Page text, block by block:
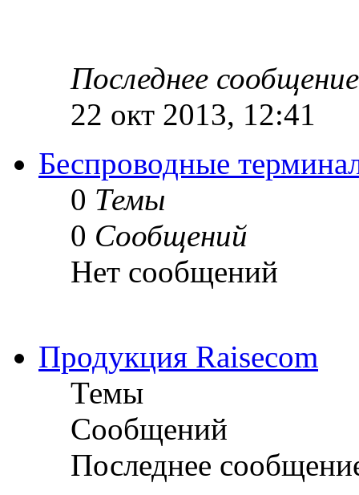
Последнее сообщение
22 окт 2013, 12:41
Беспроводные
0 Темы
0 Сообщений
Нет сообщений
Продукция Raisecom
Темы
Сообщений
Последнее